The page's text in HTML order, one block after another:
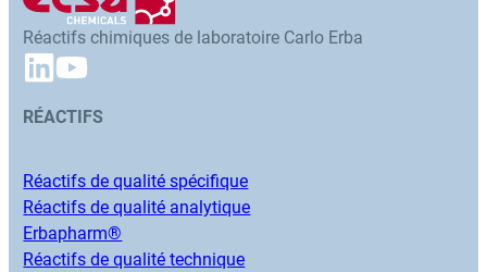
Réactifs chimiques de laboratoire Carlo Erba
RÉACTIFS
Réactifs de qualité spécifique
Réactifs de qualité analytique
Erbapharm®
Réactifs de qualité technique